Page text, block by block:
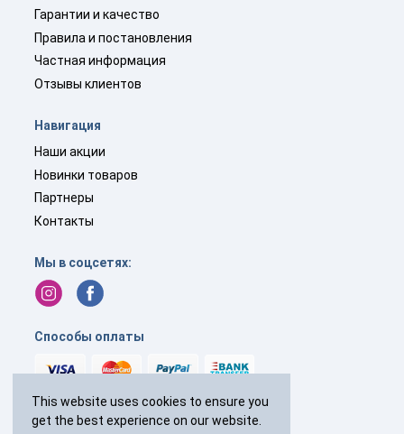
This website uses cookies to ensure you
get the best experience on our website.
Гарантии и качество
Правила и постановления
Частная информация
Отзывы клиентов
Навигация
Наши акции
Новинки товаров
Партнеры
Контакты
Мы в соцсетях:
Способы оплаты
+44(0) 238 040 7287